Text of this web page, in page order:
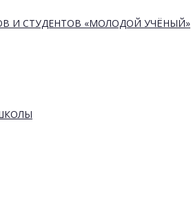
И СТУДЕНТОВ «МОЛОДОЙ УЧЁНЫЙ»